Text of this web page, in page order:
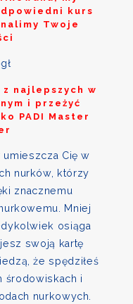
kurs
Twoje
z najlepszych w
i przeżyć
PADI Master
umieszcza Cię w
nurków, którzy
znacznemu
Mniej
osiąga
swoją kartę
że spędziłeś
środowiskach i
nurkowych.